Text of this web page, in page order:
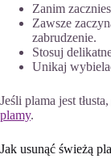
Zanim
Zawsze
zabrudzenie.
Stosuj
Unikaj
Jeśli plama jest
plamy.
Jak usunąć świeżą